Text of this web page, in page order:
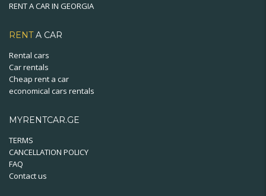
RENT A CAR IN GEORGIA
RENTA CAR
Rental cars
Car rentals
Cheap rent a car
economical cars rentals
MYRENTCAR.GE
TERMS
CANCELLATION POLICY
FAQ
Contact us